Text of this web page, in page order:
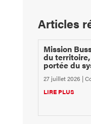
Articles
Mission
du
portée du
27 juillet 2026 |
LIRE PLUS